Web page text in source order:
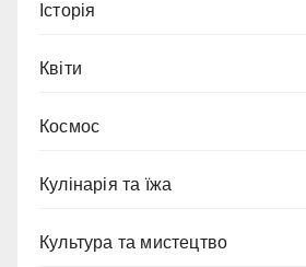
Історія
Квіти
Космос
Кулінарія та їжа
Культура та мистецтво